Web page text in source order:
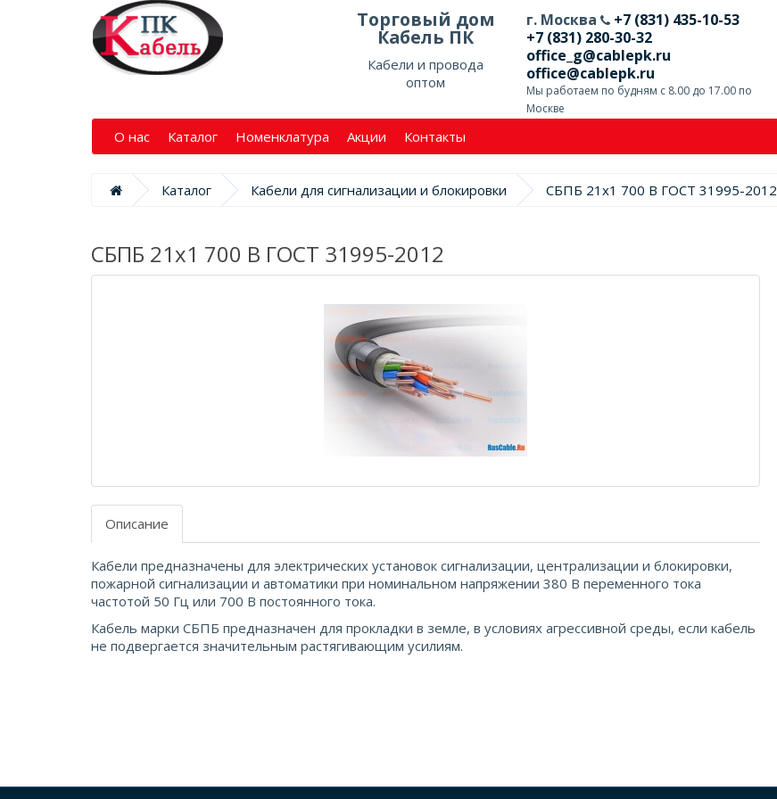
Торговый дом
Кабель ПК
Кабели и провода
оптом
г. Москва
+7 (831) 435-10-53
+7 (831) 280-30-32
office_g@cablepk.ru
office@cablepk.ru
Мы работаем по будням с 8.00 до 17.00 по
Москве
О нас Каталог Номенклатура Акции Контакты
Каталог Кабели для сигнализации и блокировки СБПБ 21х1 700 В ГОСТ 31995-2012
СБПБ 21х1 700 В ГОСТ 31995-2012
Описание
Кабели предназначены для электрических установок сигнализации, централизации и блокировки,
пожарной сигнализации и автоматики при номинальном напряжении 380 В переменного тока
частотой 50 Гц или 700 В постоянного тока.
Кабель марки СБПБ предназначен для прокладки в земле, в условиях агрессивной среды, если кабель
не подвергается значительным растягивающим усилиям.